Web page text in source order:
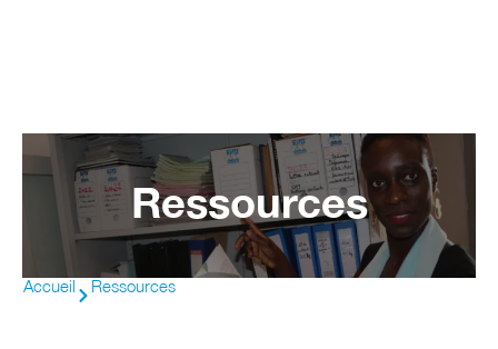
Ressources
Accueil Ressources